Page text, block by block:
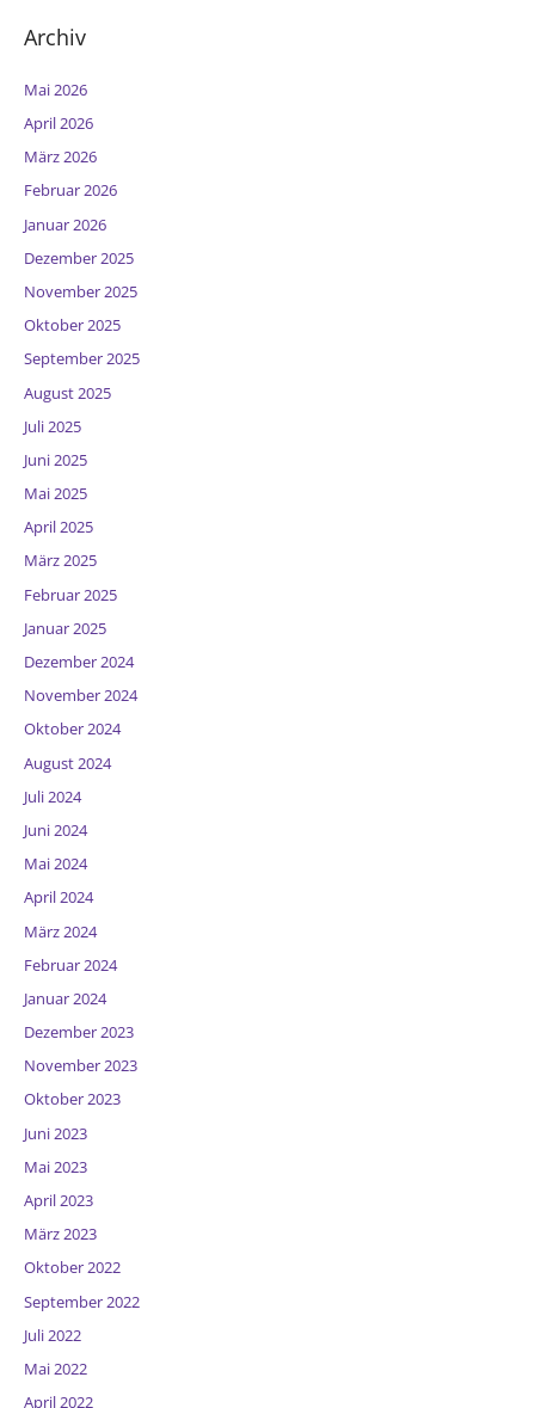
Archiv
Mai 2026
April 2026
März 2026
Februar 2026
Januar 2026
Dezember 2025
November 2025
Oktober 2025
September 2025
August 2025
Juli 2025
Juni 2025
Mai 2025
April 2025
März 2025
Februar 2025
Januar 2025
Dezember 2024
November 2024
Oktober 2024
August 2024
Juli 2024
Juni 2024
Mai 2024
April 2024
März 2024
Februar 2024
Januar 2024
Dezember 2023
November 2023
Oktober 2023
Juni 2023
Mai 2023
April 2023
März 2023
Oktober 2022
September 2022
Juli 2022
Mai 2022
April 2022